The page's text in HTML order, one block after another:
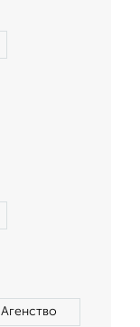
Агенство